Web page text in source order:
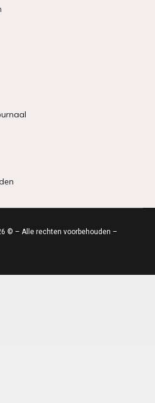
© – Alle rechten voorbehouden –